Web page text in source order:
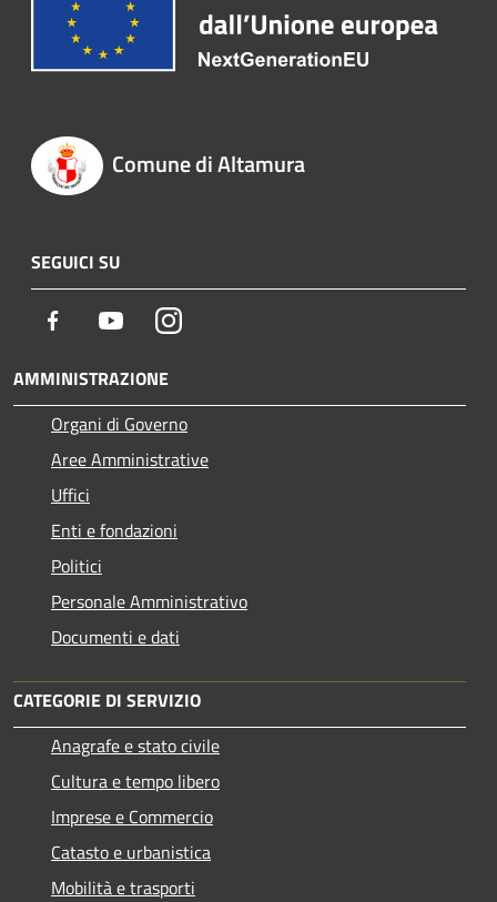
Comune di Altamura
SEGUICI SU
Facebook YoutubeInstagram
AMMINISTRAZIONE
Organi di Governo
Aree Amministrative
Uffici
Enti e fondazioni
Politici
Personale Amministrativo
Documenti e dati
CATEGORIE DI SERVIZIO
Anagrafe e stato civile
Cultura e tempo libero
Imprese e Commercio
Catasto e urbanistica
Mobilità e trasporti